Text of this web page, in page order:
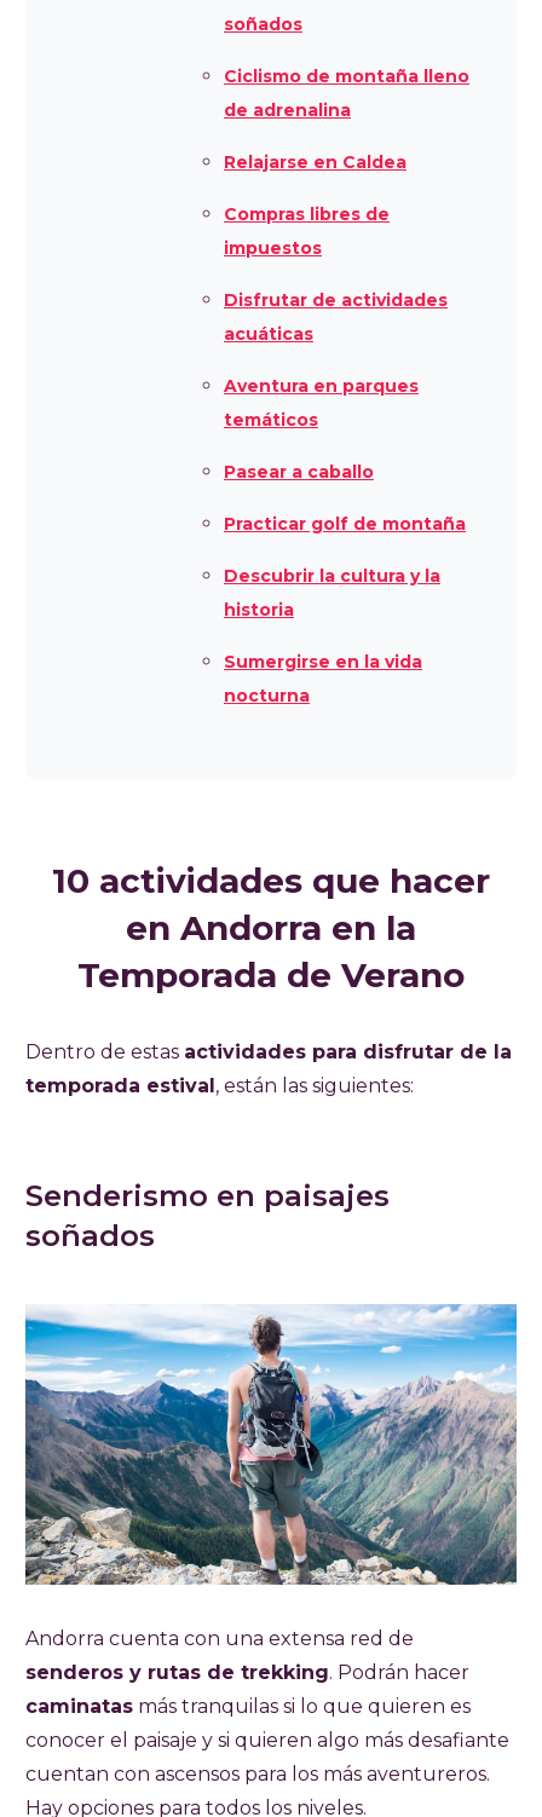
soñados
Ciclismo de montaña lleno
de adrenalina
Relajarse en Caldea
Compras libres de
impuestos
Disfrutar de actividades
acuáticas
Aventura en parques
temáticos
Pasear a caballo
Practicar golf de montaña
Descubrir la cultura y la
historia
Sumergirse en la vida
nocturna
10 actividades que hacer
en Andorra en la
Temporada de Verano
Dentro de estas actividades para disfrutar de la
temporada estival , están las siguientes:
Senderismo en paisajes
soñados
Andorra cuenta con una extensa red de
senderos y rutas de trekking. Podrán hacer
caminatas más tranquilas si lo que quieren es
conocer el paisaje y si quieren algo más desafiante
cuentan con ascensos para los más aventureros.
Hay opciones para todos los niveles.